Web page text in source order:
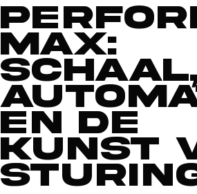
Max:
en de
kunst